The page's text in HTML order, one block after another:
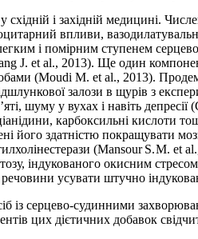
східній і західній медицині.
впливи,
і помірним ступенем
J. et al., 2013). Ще один
(Moudi M. et al., 2013).
залози в щурів з
шуму у вухах і навіть
карбоксильні
його здатністю покращувати
(Mansour S. M.
індукованого окисним
усувати штучно
із серцево-судинними
цих дієтичних добавок